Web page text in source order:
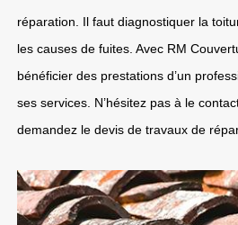
réparation. Il faut diagnostiquer la
les causes de fuites. Avec RM
bénéficier des prestations d’un
ses services. N’hésitez pas à le
demandez le devis de travaux de